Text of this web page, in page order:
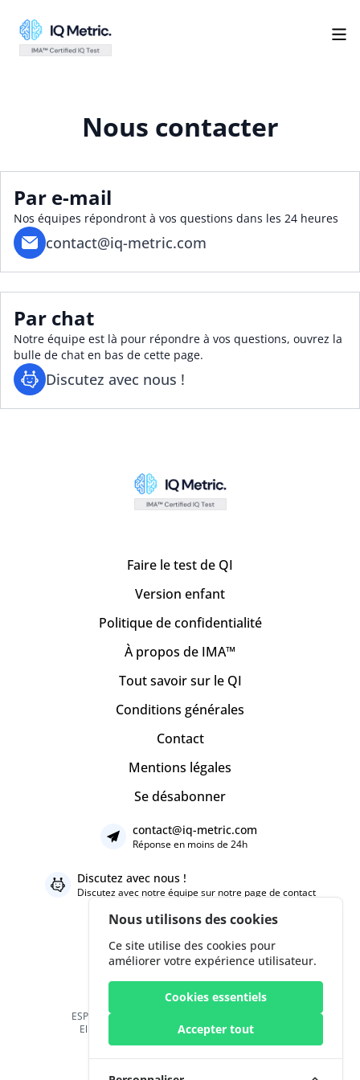
Nous contacter
Par e-mail
Nos équipes répondront à vos questions dans les 24 heures
contact@iq-metric.com
Par chat
Notre équipe est là pour répondre à vos questions, ouvrez la
bulle de chat en bas de cette page.
Discutez avec nous !
Faire le test de QI
Version enfant
Politique de confidentialité
À propos de IMA™
Tout savoir sur le QI
Conditions générales
Contact
Mentions légales
Se désabonner
contact@iq-metric.com
Réponse en moins de 24h
Discutez avec nous !
Discutez avec notre équipe sur notre page de contact
ESPRESSO.SOCIAL LTD 168 The Circle Queen
Elizabeth Street, London, United Kingdom
Nous utilisons des cookies
Ce site utilise des cookies pour
améliorer votre expérience utilisateur.
Cookies essentiels
Accepter tout